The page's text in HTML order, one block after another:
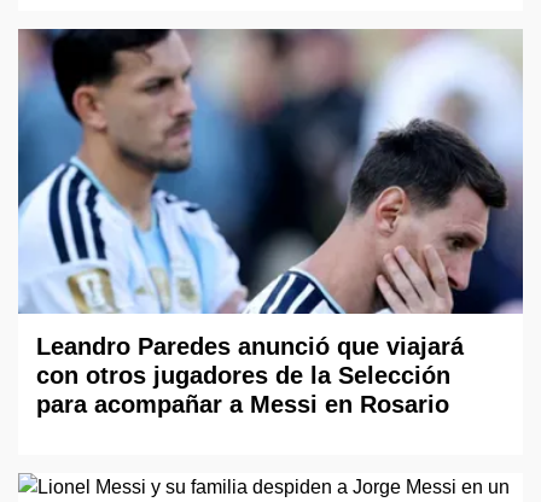
Leandro Paredes anunció que viajará
con otros jugadores de la Selección
para acompañar a Messi en Rosario